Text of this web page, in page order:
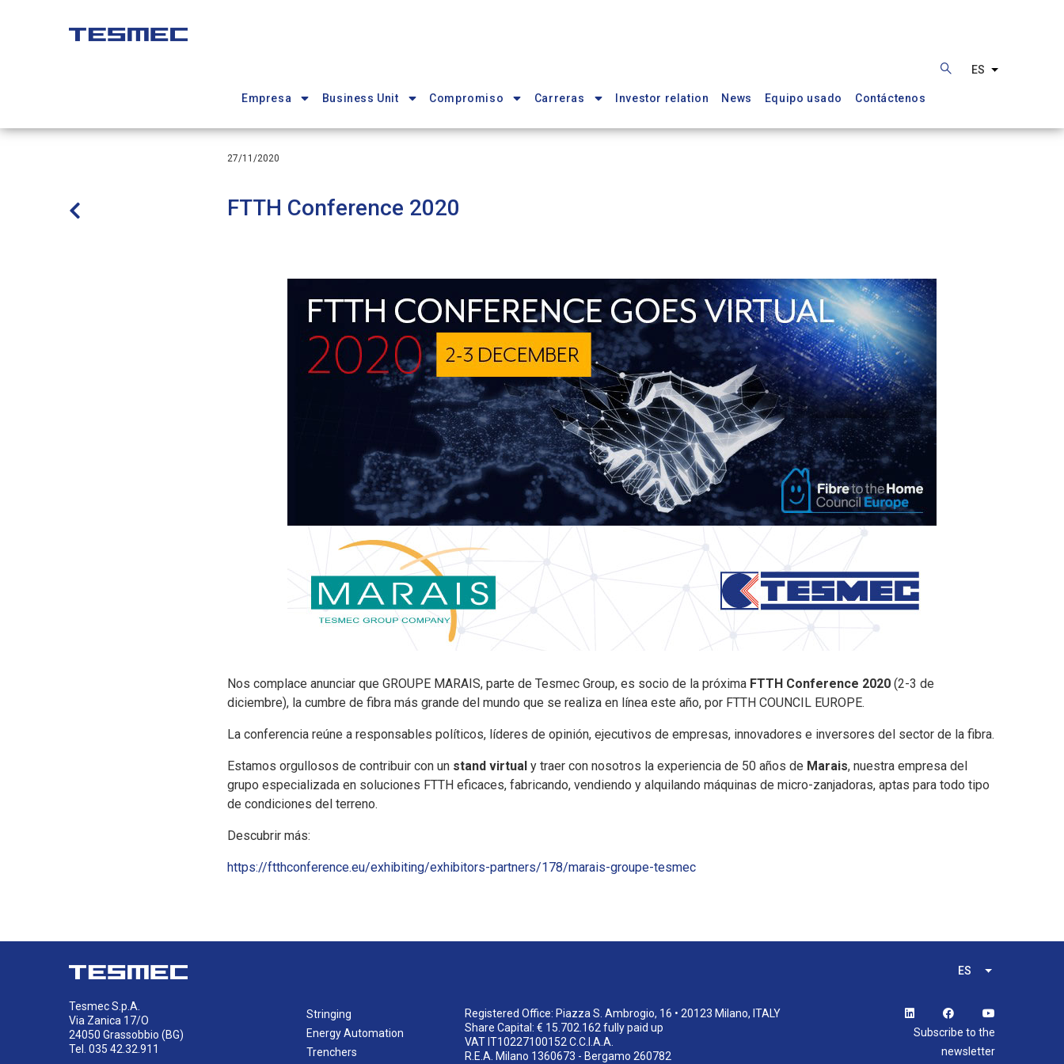
navigation
Empresa Business Unit Compromiso Carreras Investor relation News Equipo usado Contáctenos
ES Lista
27/11/2020
FTTH Conference 2020
Nos complace anunciar que GROUPE MARAIS, parte de Tesmec Group, es socio de la próxima FTTH Conference 2020 (2-3 de
diciembre), la cumbre de fibra más grande del mundo que se realiza en línea este año, por FTTH COUNCIL EUROPE.
La conferencia reúne a responsables políticos, líderes de opinión, ejecutivos de empresas, innovadores e inversores del sector de la fibra.
Estamos orgullosos de contribuir con un stand virtual y traer con nosotros la experiencia de 50 años de Marais, nuestra empresa del
grupo especializada en soluciones FTTH eficaces, fabricando, vendiendo y alquilando máquinas de micro-zanjadoras, aptas para todo tipo
de condiciones del terreno.
Descubrir más:
https://ftthconference.eu/exhibiting/exhibitors-partners/178/marais-groupe-tesmec
Tesmec S.p.A.
Via Zanica 17/O
24050 Grassobbio (BG)
Tel. 035 42.32.911
Stringing
Energy Automation
Trenchers
Registered Office: Piazza S. Ambrogio, 16 • 20123 Milano, ITALY
Share Capital: € 15.702.162 fully paid up
VAT IT10227100152 C.C.I.A.A.
R.E.A. Milano 1360673 - Bergamo 260782
ES Lista adicional
Subscribe to the
newsletter